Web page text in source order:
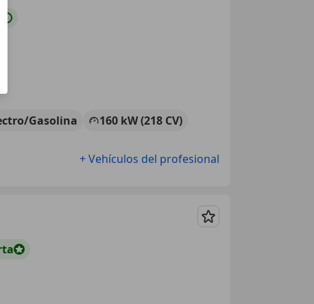
Gasolina
160 kW (218 CV)
+ Vehículos del profesional
Guardar